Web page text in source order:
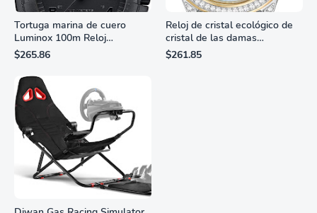
Tortuga marina de cuero
Luminox 100m Reloj
analógico de cuarzo
resistente al agua
$265.86
Reloj de cristal ecológico de
cristal de las damas
ciudadanas, 3 manos,
marcadores de números
$261.85